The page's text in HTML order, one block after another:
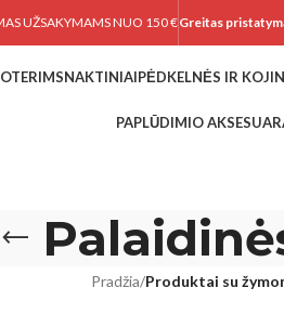
UŽSAKYMAMS NUO 150 €Greitas
NAKTINIAIPĖDKELNĖS IR
PAPLŪDIMIO
Pradžia/Produktai su